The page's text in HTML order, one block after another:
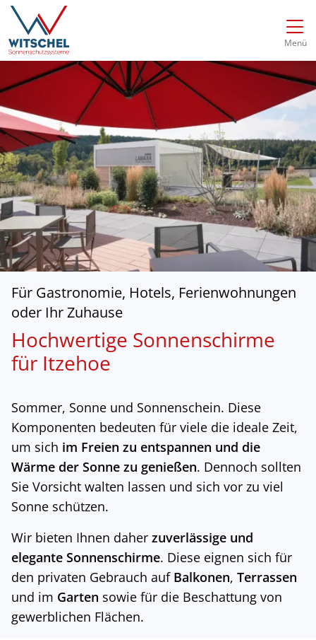
zur Top-Navigation
zur Hauptnavigation
Inhalt springen
zum Footer
Hauptnavigation
Menü
Für Gastronomie, Hotels, Ferienwohnungen
oder Ihr Zuhause
Hochwertige Sonnenschirme
für Itzehoe
Sommer, Sonne und Sonnenschein. Diese
Komponenten bedeuten für viele die ideale Zeit,
um sich im Freien zu entspannen und die
Wärme der Sonne zu genießen. Dennoch sollten
Sie Vorsicht walten lassen und sich vor zu viel
Sonne schützen.
Wir bieten Ihnen daher zuverlässige und
elegante Sonnenschirme. Diese eignen sich für
den privaten Gebrauch auf Balkonen, Terrassen
und im Garten sowie für die Beschattung von
gewerblichen Flächen.